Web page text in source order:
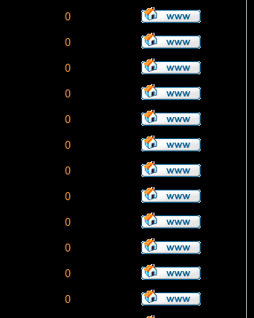
0
0
0
0
0
0
0
0
0
0
0
0